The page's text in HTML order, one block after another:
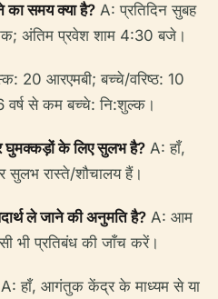
का समय क्या है? A: प्रतिदिन सुबह
अंतिम प्रवेश शाम 4:30 बजे।
20 आरएमबी; बच्चे/वरिष्ठ: 10
वर्ष से कम बच्चे: नि:शुल्क।
घुमक्कड़ों के लिए सुलभ है? A: हाँ,
सुलभ रास्ते/शौचालय हैं।
ले जाने की अनुमति है? A: आम
भी प्रतिबंध की जाँच करें।
A: हाँ, आगंतुक केंद्र के माध्यम से या